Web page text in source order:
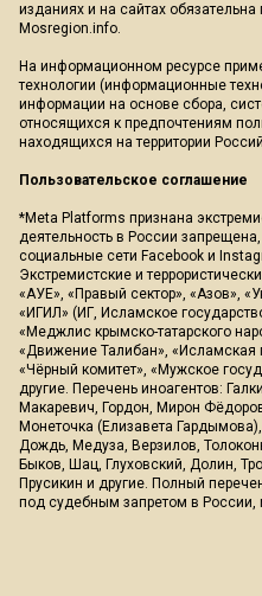
изданиях и на сайтах
Mosregion.info.
На информационном ресурсе
технологии (информационные
информации на основе сбора,
относящихся к предпочтениям
находящихся на территории
Пользовательское соглашение
*Meta Platforms признана
деятельность в России
социальные сети Facebook и
Экстремистские и
«АУЕ», «Правый сектор», «Азов»,
«ИГИЛ» (ИГ, Исламское
«Меджлис крымско-татарского
«Движение Талибан», «Исламская
«Чёрный комитет», «Мужское
другие. Перечень иноагентов:
Макаревич, Гордон, Мирон
Монеточка (Елизавета
Дождь, Медуза, Верзилов,
Быков, Шац, Глуховский, Долин,
Прусикин и другие. Полный
под судебным запретом в